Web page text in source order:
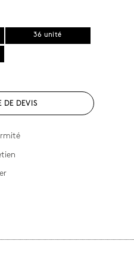
36 unité
DE DEVIS